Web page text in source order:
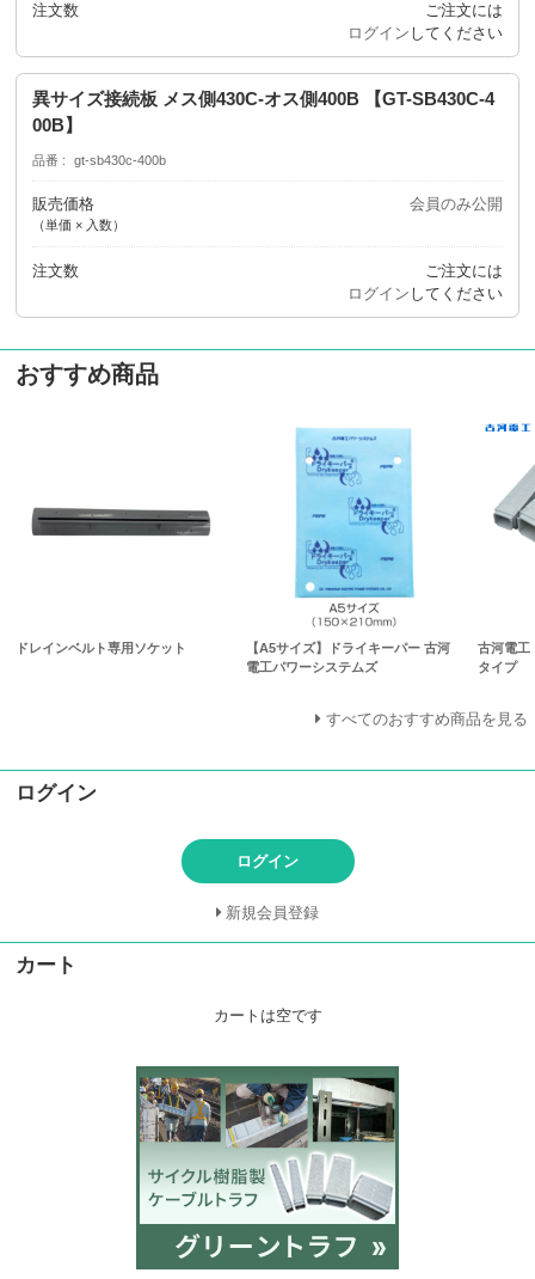
注文数
ご注文には
ログイン してください
異サイズ接続板 メス側430C-オス側400B 【GT-SB430C-4
00B】
品番 gt-sb430c-400b
販売価格
（単価 × 入数）
会員のみ公開
注文数
ご注文には
ログイン してください
おすすめ商品
ドレインベルト専用ソケット
【A5サイズ】ドライキーパー 古河
電工パワーシステムズ
古河電工
タイプ
すべてのおすすめ商品を見る
ログイン
ログイン
新規会員登録
カート
カートは空です